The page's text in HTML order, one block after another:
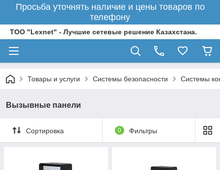
Просьба уточнять наличие и цены товаров по
телефону
ТОО "Lexnet" - Лучшие сетевые решение Казахстана.
Товары и услуги Системы безопасности Системы
Вызывные панели
Сортировка 0 Фильтры